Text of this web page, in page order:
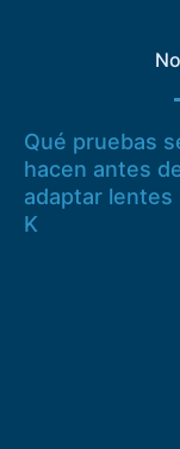
Qué pruebas
hacen antes
adaptar lentes
K